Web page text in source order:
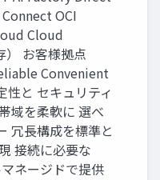
OCI
Cloud
お客様拠点
Convenient
性と セキュリティ
域を柔軟に 選べ
冗⻑構成を標準と
接続に必要な
ネージドで提供